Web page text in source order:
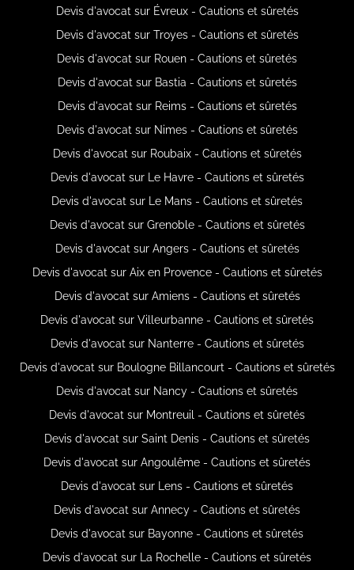
Devis d'avocat sur Évreux - Cautions et sûretés
Devis d'avocat sur Troyes - Cautions et sûretés
Devis d'avocat sur Rouen - Cautions et sûretés
Devis d'avocat sur Bastia - Cautions et sûretés
Devis d'avocat sur Reims - Cautions et sûretés
Devis d'avocat sur Nimes - Cautions et sûretés
Devis d'avocat sur Roubaix - Cautions et sûretés
Devis d'avocat sur Le Havre - Cautions et sûretés
Devis d'avocat sur Le Mans - Cautions et sûretés
Devis d'avocat sur Grenoble - Cautions et sûretés
Devis d'avocat sur Angers - Cautions et sûretés
Devis d'avocat sur Aix en Provence - Cautions et sûretés
Devis d'avocat sur Amiens - Cautions et sûretés
Devis d'avocat sur Villeurbanne - Cautions et sûretés
Devis d'avocat sur Nanterre - Cautions et sûretés
Devis d'avocat sur Boulogne Billancourt - Cautions et sûretés
Devis d'avocat sur Nancy - Cautions et sûretés
Devis d'avocat sur Montreuil - Cautions et sûretés
Devis d'avocat sur Saint Denis - Cautions et sûretés
Devis d'avocat sur Angoulême - Cautions et sûretés
Devis d'avocat sur Lens - Cautions et sûretés
Devis d'avocat sur Annecy - Cautions et sûretés
Devis d'avocat sur Bayonne - Cautions et sûretés
Devis d'avocat sur La Rochelle - Cautions et sûretés